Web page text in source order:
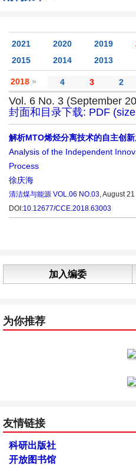
2021 2020 2019
2015
2014 2013
2018 » 4 3 2
Vol. 6 No. 3 (September
封面和目录下载: PDF
解析MTO烯烃分离技术的自主创
Analysis of the Independent
Process
徐庆海
清洁煤与能源 VOL.06 NO.03, August
DOI:10.12677/CCE.2018.63003
加入编委
为你推荐
友情链接
科研出版社
开放图书馆